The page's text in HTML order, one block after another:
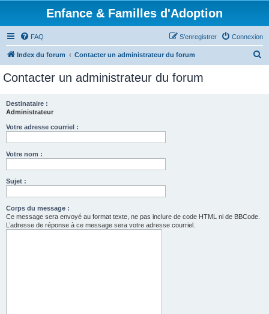
Enfance & Familles d'Adoption
FAQ Connexion
S’enregistrer
Index du forum Contacter un administrateur du forum
Contacter un administrateur du forum
Destinataire :
Administrateur
Votre adresse courriel :
Votre nom :
Sujet :
Corps du message :
Ce message sera envoyé au format texte, ne pas inclure de code HTML ni de BBCode.
L’adresse de réponse à ce message sera votre adresse courriel.